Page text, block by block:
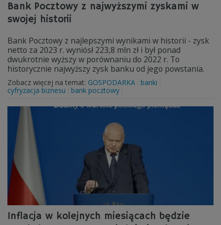
Bank Pocztowy z najwyższymi zyskami w
swojej historii
Bank Pocztowy z najlepszymi wynikami w historii - zysk
netto za 2023 r. wyniósł 223,8 mln zł i był ponad
dwukrotnie wyższy w porównaniu do 2022 r. To
historycznie najwyższy zysk banku od jego powstania.
Zobacz więcej na temat: GOSPODARKA
banki
cyfryzacja biznesu
bank pocztowy
Inflacja w kolejnych miesiącach będzie